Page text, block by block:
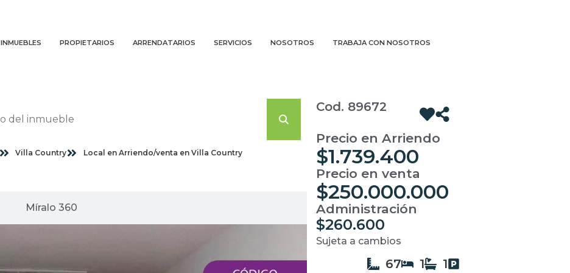
INMUEBLES PROPIETARIOS ARRENDATARIOS SERVICIOS NOSOTROS TRABAJA CON NOSOTROS
Villa Country Local en Arriendo/venta en Villa Country
Míralo 360
Cod. 89672
Precio en Arriendo
$1.739.400
Precio en venta
$250.000.000
Administración
$260.600
Sujeta a cambios
67 1 1